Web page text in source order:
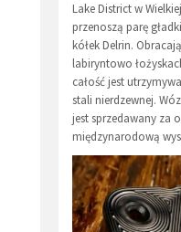
Lake District w
przenoszą parę
kółek Delrin.
labiryntowo
całość jest
stali nierdzewnej.
jest sprzedawany za
międzynarodową